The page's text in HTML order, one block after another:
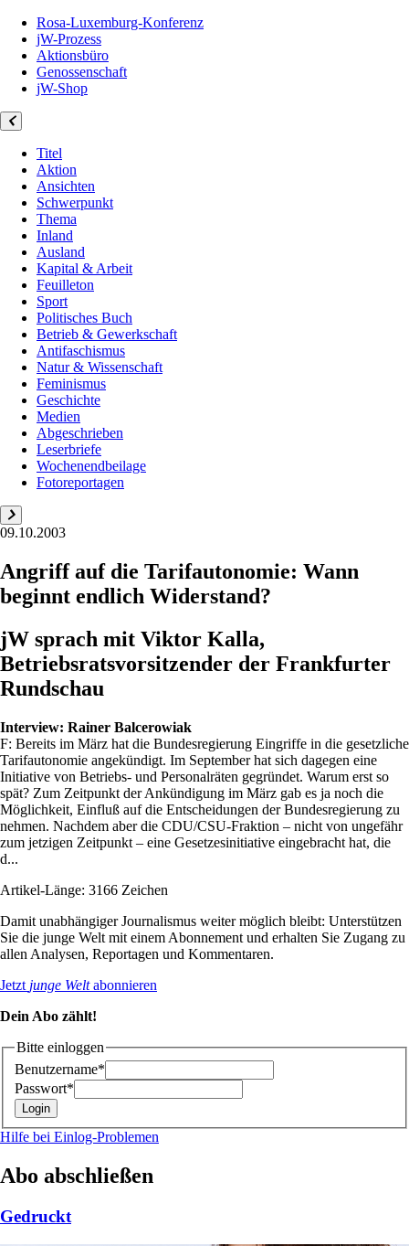
Rosa-Luxemburg-Konferenz
jW-Prozess
Aktionsbüro
Genossenschaft
jW-Shop
Titel
Aktion
Ansichten
Schwerpunkt
Thema
Inland
Ausland
Kapital & Arbeit
Feuilleton
Sport
Politisches Buch
Betrieb & Gewerkschaft
Antifaschismus
Natur & Wissenschaft
Feminismus
Geschichte
Medien
Abgeschrieben
Leserbriefe
Wochenendbeilage
Fotoreportagen
09.10.2003
Angriff auf die Tarifautonomie: Wann
beginnt endlich Widerstand?
jW sprach mit Viktor Kalla,
Betriebsratsvorsitzender der Frankfurter
Rundschau
Interview: Rainer Balcerowiak
F: Bereits im März hat die Bundesregierung Eingriffe in die gesetzliche
Tarifautonomie angekündigt. Im September hat sich dagegen eine
Initiative von Betriebs- und Personalräten gegründet. Warum erst so
spät? Zum Zeitpunkt der Ankündigung im März gab es ja noch die
Möglichkeit, Einfluß auf die Entscheidungen der Bundesregierung zu
nehmen. Nachdem aber die CDU/CSU-Fraktion – nicht von ungefähr
zum jetzigen Zeitpunkt – eine Gesetzesinitiative eingebracht hat, die
d...
Artikel-Länge: 3166 Zeichen
Damit unabhängiger Journalismus weiter möglich bleibt: Unterstützen
Sie die junge Welt mit einem Abonnement und erhalten Sie Zugang zu
allen Analysen, Reportagen und Kommentaren.
Jetzt junge Weltabonnieren
Dein Abo zählt!
Bitte einloggen
Benutzername*
Passwort*
Hilfe bei Einlog-Problemen
Abo abschließen
Gedruckt